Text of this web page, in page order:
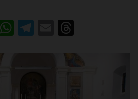
Facebook
WhatsApp
Telegram
Email